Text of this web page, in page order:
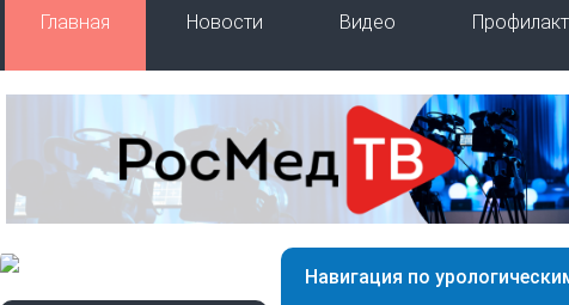
Главная Новости Видео
Навигация по